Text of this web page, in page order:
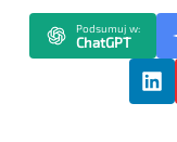
Podsumuj w:
ChatGPT